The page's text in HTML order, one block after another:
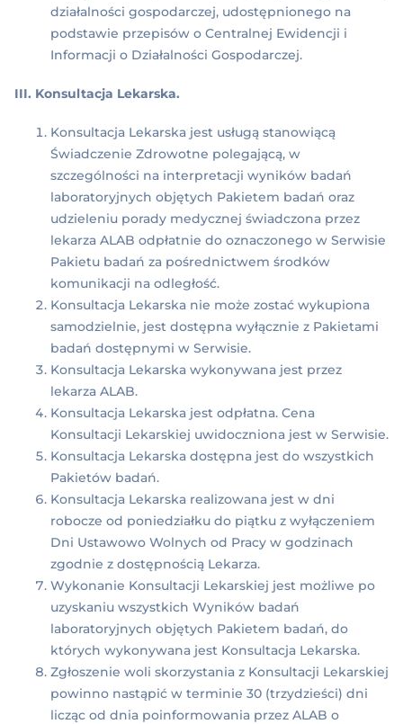
działalności gospodarczej, udostępnionego na
podstawie przepisów o Centralnej Ewidencji i
Informacji o Działalności Gospodarczej.
III. Konsultacja Lekarska.
Konsultacja Lekarska jest usługą stanowiącą
Świadczenie Zdrowotne polegającą, w
szczególności na interpretacji wyników badań
laboratoryjnych objętych Pakietem badań oraz
udzieleniu porady medycznej świadczona przez
lekarza ALAB odpłatnie do oznaczonego w Serwisie
Pakietu badań za pośrednictwem środków
komunikacji na odległość.
Konsultacja Lekarska nie może zostać wykupiona
samodzielnie, jest dostępna wyłącznie z Pakietami
badań dostępnymi w Serwisie.
Konsultacja Lekarska wykonywana jest przez
lekarza ALAB.
Konsultacja Lekarska jest odpłatna. Cena
Konsultacji Lekarskiej uwidoczniona jest w Serwisie.
Konsultacja Lekarska dostępna jest do wszystkich
Pakietów badań.
Konsultacja Lekarska realizowana jest w dni
robocze od poniedziałku do piątku z wyłączeniem
Dni Ustawowo Wolnych od Pracy w godzinach
zgodnie z dostępnością Lekarza.
Wykonanie Konsultacji Lekarskiej jest możliwe po
uzyskaniu wszystkich Wyników badań
laboratoryjnych objętych Pakietem badań, do
których wykonywana jest Konsultacja Lekarska.
Zgłoszenie woli skorzystania z Konsultacji Lekarskiej
powinno nastąpić w terminie 30 (trzydzieści) dni
licząc od dnia poinformowania przez ALAB o